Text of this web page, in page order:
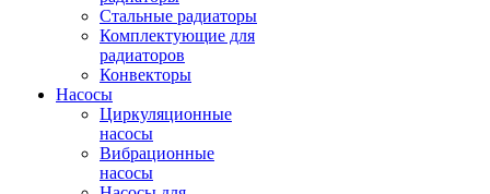
Стальные радиаторы
Комплектующие для
радиаторов
Конвекторы
Насосы
Циркуляционные
насосы
Вибрационные
насосы